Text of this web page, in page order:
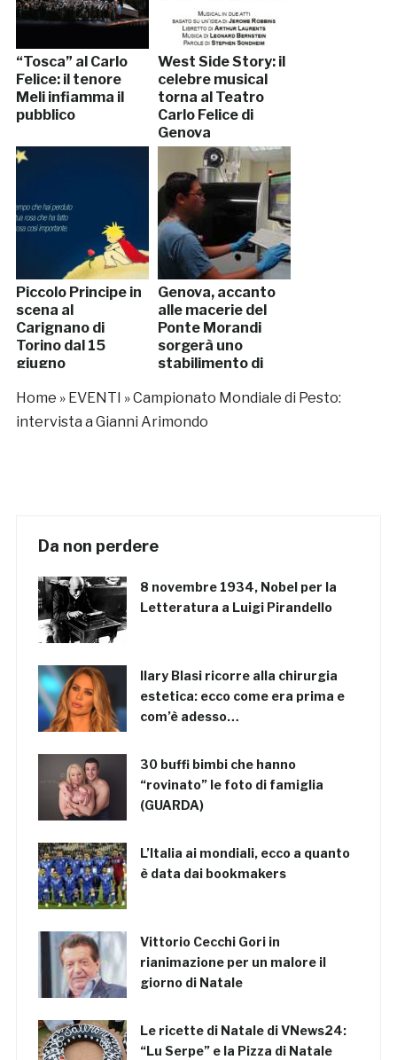
“Tosca” al Carlo
Felice: il tenore
Meli infiamma il
pubblico
West Side Story: il
celebre musical
torna al Teatro
Carlo Felice di
Genova
Piccolo Principe in
scena al
Carignano di
Torino dal 15
giugno
Genova, accanto
alle macerie del
Ponte Morandi
sorgerà uno
stabilimento di
Home » EVENTI »Campionato Mondiale di Pesto:
intervista a Gianni Arimondo
Da non perdere
8 novembre 1934, Nobel per la
Letteratura a Luigi Pirandello
Ilary Blasi ricorre alla chirurgia
estetica: ecco come era prima e
com’è adesso…
30 buffi bimbi che hanno
“rovinato” le foto di famiglia
(GUARDA)
L’Italia ai mondiali, ecco a quanto
è data dai bookmakers
Vittorio Cecchi Gori in
rianimazione per un malore il
giorno di Natale
Le ricette di Natale di VNews24:
“Lu Serpe” e la Pizza di Natale